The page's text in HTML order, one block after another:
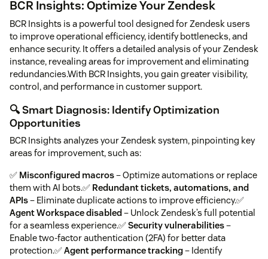
BCR Insights: Optimize Your Zendesk
BCR Insights is a powerful tool designed for Zendesk users
to improve operational efficiency, identify bottlenecks, and
enhance security. It offers a detailed analysis of your Zendesk
instance, revealing areas for improvement and eliminating
redundancies.With BCR Insights, you gain greater visibility,
control, and performance in customer support.
🔍 Smart Diagnosis: Identify Optimization
Opportunities
BCR Insights analyzes your Zendesk system, pinpointing key
areas for improvement, such as:
✅ Misconfigured macros– Optimize automations or replace
them with AI bots.✅ Redundant tickets, automations, and
APIs– Eliminate duplicate actions to improve efficiency.✅
Agent Workspace disabled– Unlock Zendesk’s full potential
for a seamless experience.✅Security vulnerabilities–
Enable two-factor authentication (2FA) for better data
protection.✅Agent performance tracking– Identify